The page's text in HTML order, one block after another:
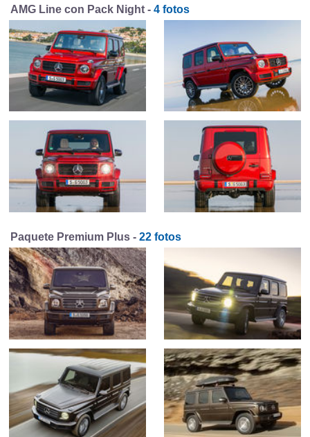
AMG Line con Pack Night - 4 fotos
Paquete Premium Plus - 22 fotos